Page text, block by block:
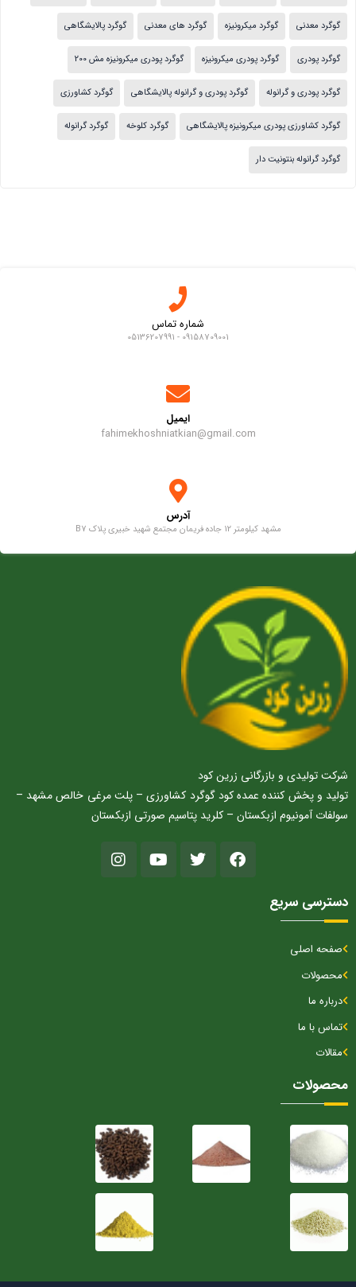
گوگرد معدنی گوگرد میکرونیزه گوگرد های معدنی گوگرد پالایشگاهی
گوگرد پودری گوگرد پودری میکرونیزه گوگرد پودری میکرونیزه مش 200
گوگرد پودری و گرانوله گوگرد پودری و گرانوله پالایشگاهی گوگرد کشاورزی
گوگرد کشاورزی پودری میکرونیزه پالایشگاهی گوگرد کلوخه گوگرد گرانوله
گوگرد گرانوله بنتونیت دار
شماره تماس
09158709001 - 05136207991
ایمیل
fahimekhoshniatkian@gmail.com
آدرس
مشهد کیلومتر 12 جاده فریمان مجتمع شهید خبیری پلاک B7
شرکت تولیدی و بازرگانی زرین کود
تولید و پخش کننده عمده کود گوگرد کشاورزی – پلت مرغی خالص مشهد –
سولفات آمونیوم ازبکستان – کلرید پتاسیم صورتی ازبکستان
دسترسی سریع
صفحه اصلی
محصولات
درباره ما
تماس با ما
مقالات
محصولات